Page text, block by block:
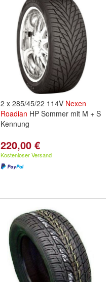
2 x 285/45/22 114V Nexen
Roadian HP Sommer mit M + S
Kennung
220,00 €
Kostenloser Versand